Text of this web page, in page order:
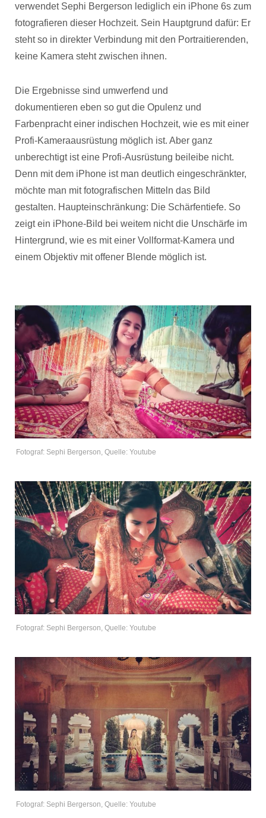
verwendet Sephi Bergerson lediglich ein iPhone 6s zum
fotografieren dieser Hochzeit. Sein Hauptgrund dafür: Er
steht so in direkter Verbindung mit den Portraitierenden,
keine Kamera steht zwischen ihnen.
Die Ergebnisse sind umwerfend und
dokumentieren eben so gut die Opulenz und
Farbenpracht einer indischen Hochzeit, wie es mit einer
Profi-Kameraausrüstung möglich ist. Aber ganz
unberechtigt ist eine Profi-Ausrüstung beileibe nicht.
Denn mit dem iPhone ist man deutlich eingeschränkter,
möchte man mit fotografischen Mitteln das Bild
gestalten. Haupteinschränkung: Die Schärfentiefe. So
zeigt ein iPhone-Bild bei weitem nicht die Unschärfe im
Hintergrund, wie es mit einer Vollformat-Kamera und
einem Objektiv mit offener Blende möglich ist.
Fotograf: Sephi Bergerson, Quelle: Youtube
Fotograf: Sephi Bergerson, Quelle: Youtube
Fotograf: Sephi Bergerson, Quelle: Youtube